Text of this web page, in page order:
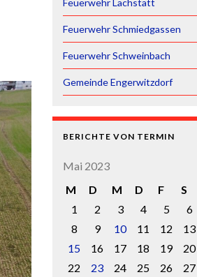
Feuerwehr Lachstatt
Feuerwehr Schmiedgassen
Feuerwehr Schweinbach
Gemeinde Engerwitzdorf
BERICHTE VON TERMIN
Mai 2023
M
D M D F S
1
2 3 4 5 6
8
9 10 11 12 13
15
16 17 18 19 20
22
23 24 25 26 27